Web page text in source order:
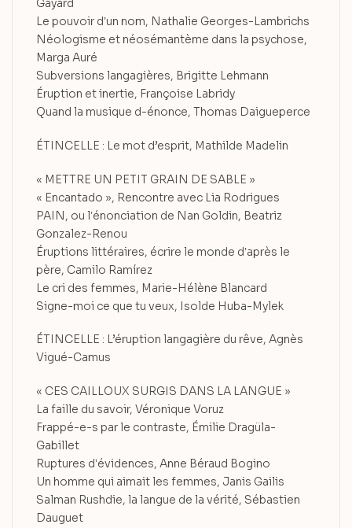
Gayard
Le pouvoir dʼun nom, Nathalie Georges-Lambrichs
Néologisme et néosémantème dans la psychose,
Marga Auré
Subversions langagières, Brigitte Lehmann
Éruption et inertie, Françoise Labridy
Quand la musique d-énonce, Thomas Daigueperce
ÉTINCELLE : Le mot d’esprit, Mathilde Madelin
« METTRE UN PETIT GRAIN DE SABLE »
« Encantado », Rencontre avec Lia Rodrigues
PAIN, ou lʼénonciation de Nan Goldin, Beatriz
Gonzalez-Renou
Éruptions littéraires, écrire le monde dʼaprès le
père, Camilo Ramírez
Le cri des femmes, Marie-Hélène Blancard
Signe-moi ce que tu veux, Isolde Huba-Mylek
ÉTINCELLE : L’éruption langagière du rêve, Agnès
Vigué-Camus
« CES CAILLOUX SURGIS DANS LA LANGUE »
La faille du savoir, Véronique Voruz
Frappé-e-s par le contraste, Émilie Dragüla-
Gabillet
Ruptures dʼévidences, Anne Béraud Bogino
Un homme qui aimait les femmes, Janis Gailis
Salman Rushdie, la langue de la vérité, Sébastien
Dauguet